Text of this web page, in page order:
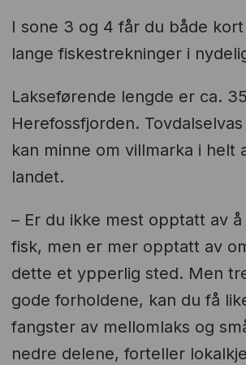
I sone 3 og 4 får du både
lange fiskestrekninger i
Lakseførende lengde er ca.
Herefossfjorden.
kan minne om villmarka i helt
landet.
– Er du ikke mest opptatt av
fisk, men er mer opptatt av
dette et ypperlig sted. Men
gode forholdene, kan du få
fangster av mellomlaks og
nedre delene, forteller